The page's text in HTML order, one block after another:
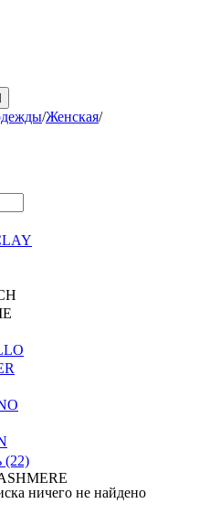
/Женская/
(22)
ничего не найдено